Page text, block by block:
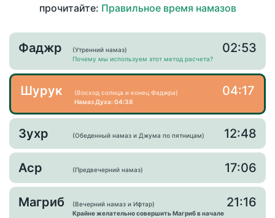
прочитайте: Правильное время намазов
Фаджр
(Утренний намаз)
Почему мы используем этот метод расчета?
02:53
Шурук
(Восход солнца и конец Фаджра)
Намаз Духа: 04:38
04:17
Зухр (Обеденный намаз и Джума по пятницам) 12:48
Аср (Предвечерний намаз) 17:06
Магриб
(Вечерний намаз и Ифтар)
Крайне желательно совершить Магриб в начале
21:16